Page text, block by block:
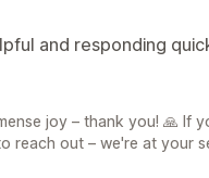
and responding
joy – thank you! 🙏 If
reach out – we're at your